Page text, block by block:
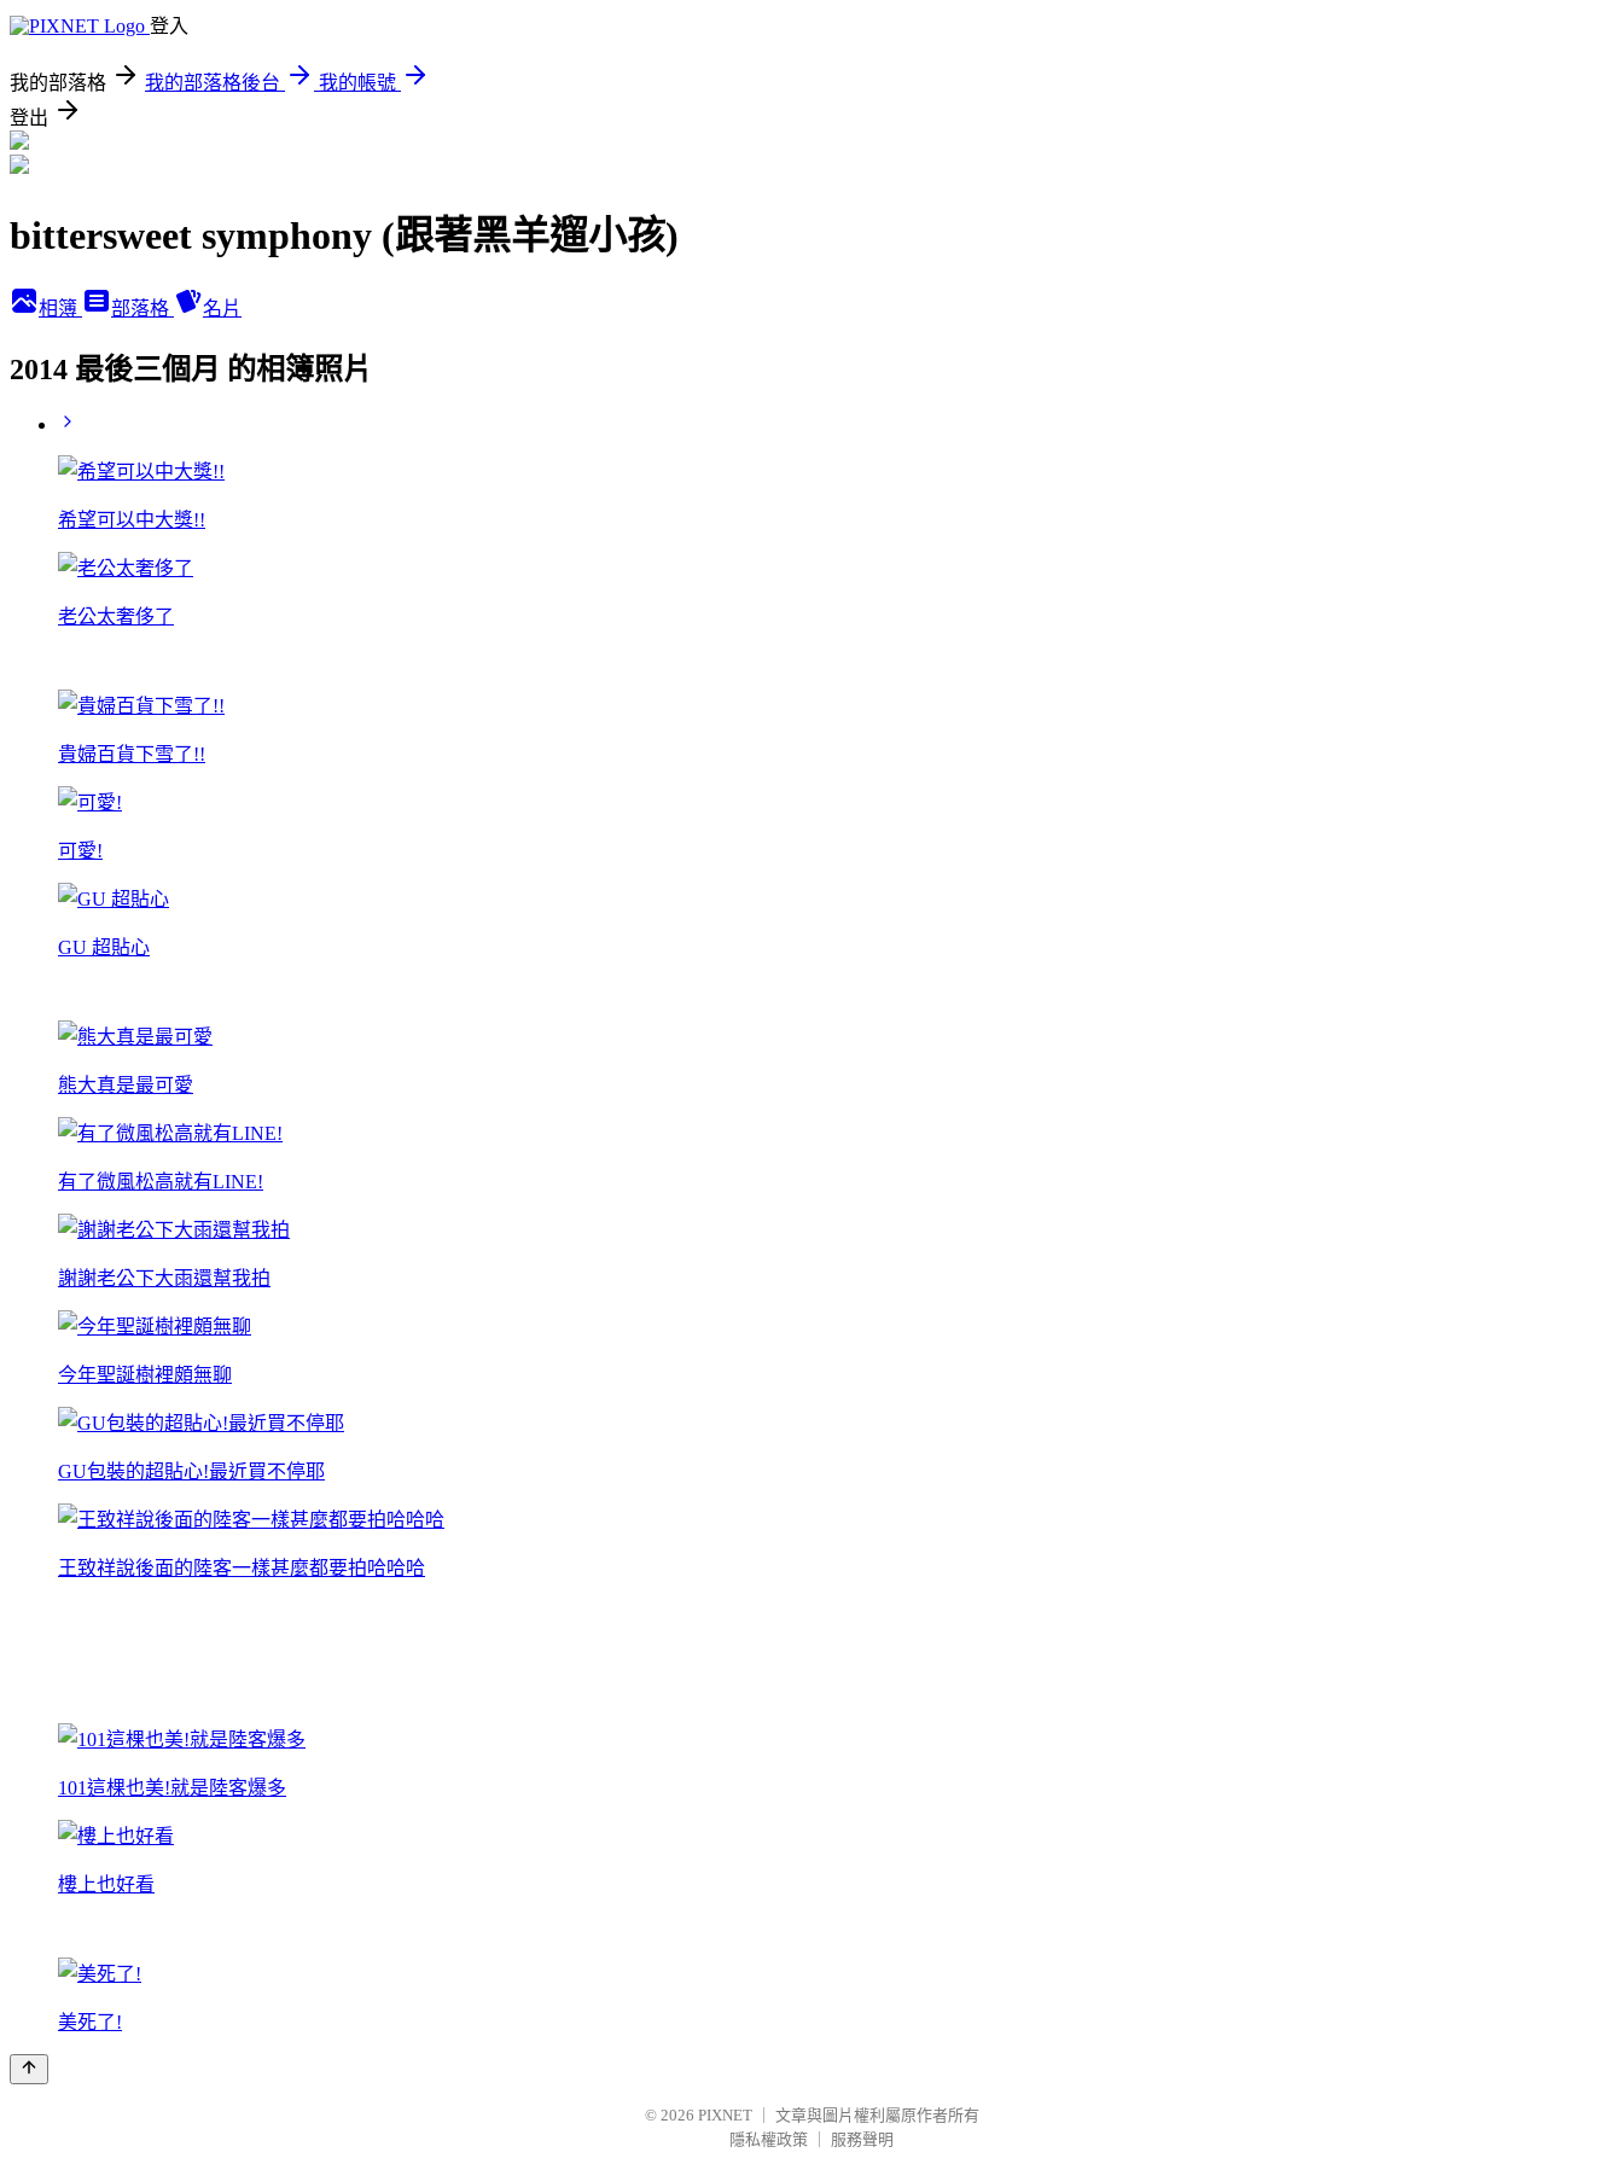
登入
我的部落格 我的部落格後台
我的帳號
登出
bittersweet symphony (跟著黑羊遛小孩)
相簿 部落格 名片
2014 最後三個月 的相簿照片
希望可以中大獎!!
老公太奢侈了
貴婦百貨下雪了!!
可愛!
GU 超貼心
熊大真是最可愛
有了微風松高就有LINE!
謝謝老公下大雨還幫我拍
今年聖誕樹裡頗無聊
GU包裝的超貼心!最近買不停耶
王致祥說後面的陸客一樣甚麼都要拍哈哈哈
101這棵也美!就是陸客爆多
樓上也好看
美死了!
© 2026 PIXNET
文章與圖片權利屬原作者所有
隱私權政策
服務聲明